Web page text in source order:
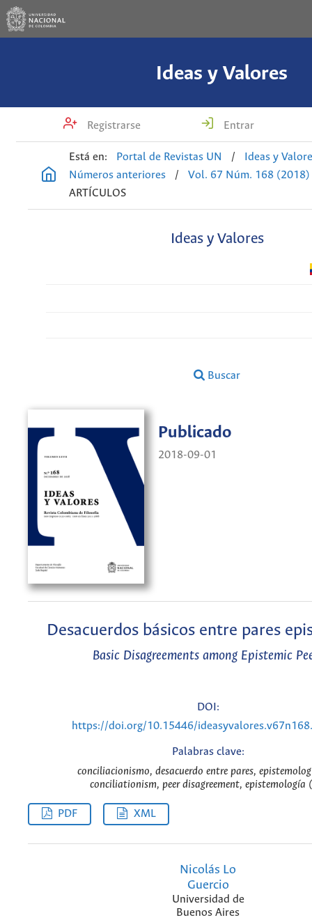
Ideas y Valores
Registrarse Entrar
Está en: Portal de Revistas UN /
Ideas y
Números anteriores
/
Vol. 67 Núm. 168 (2018)
ARTÍCULOS
Ideas y Valores
Buscar
Publicado
2018-09-01
Desacuerdos básicos entre pares
Basic Disagreements among Epistemic
DOI:
https://doi.org/10.15446/
Palabras clave:
conciliacionismo, desacuerdo entre pares,
conciliationism, peer disagreement, epistemología
PDF XML
Nicolás Lo
Guercio
Universidad de
Buenos Aires